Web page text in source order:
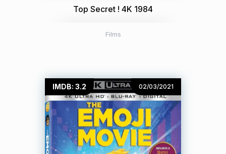
Top Secret ! 4K 1984
Films
IMDB: 3.2 02/03/2021